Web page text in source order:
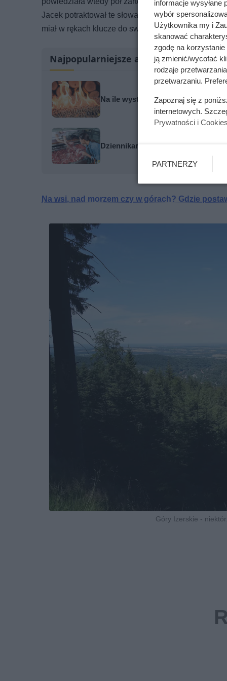
Jacek potraktował te słowa bardzo poważnie.
miał w rękach klucze do swojego nowego-starego
Najpopularniejsze artykuły
Na ile wystarcza tona pelletu?
Dziennikarze ujawnili
Na wsi, nad morzem czy w górach? Gdzie
Góry Izerskie -
informacje wysyłane
wybór
Użytkownika my i
skanować
zgodę na
ją zmienić/wycofać
rodzaje
przetwarzaniu.
Zapoznaj się z
internetowych.
Prywatności i
PARTNERZY